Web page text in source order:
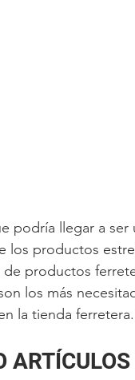
podría llegar a
los productos
productos
los más
la tienda